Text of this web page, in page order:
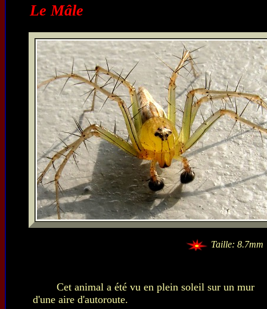
Le Mâle
Taille: 8.7mm
Cet animal a été vu en plein soleil sur un mur
d'une aire d'autoroute.